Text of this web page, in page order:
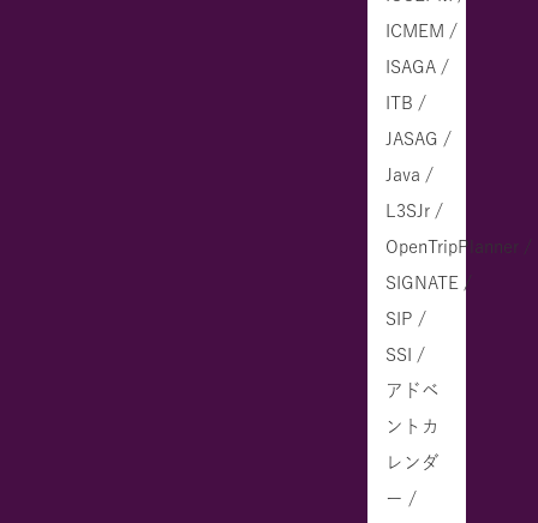
ICMEM /
ISAGA /
ITB /
JASAG /
Java /
L3SJr /
OpenTripPlanner /
SIGNATE /
SIP /
SSI /
アドベ
ントカ
レンダ
ー /